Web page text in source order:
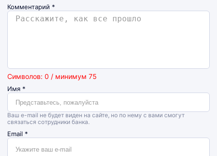
Комментарий *
Символов: 0 / минимум 75
Имя *
Ваш e-mail не будет виден на сайте, но по нему с вами смогут
связаться сотрудники банка.
Email *